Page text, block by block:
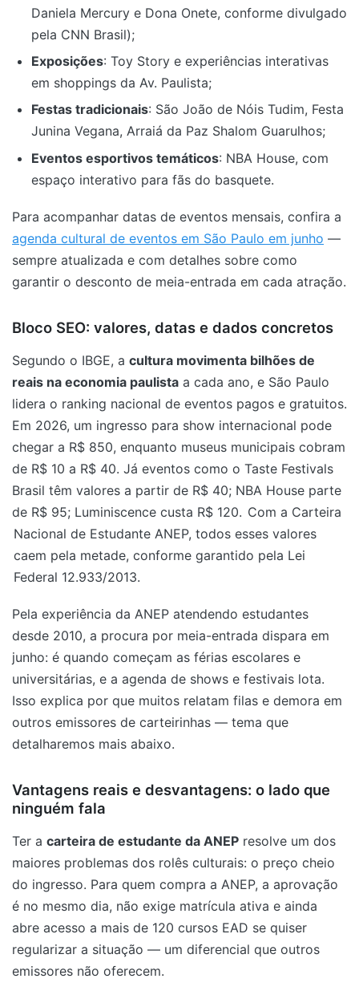
Daniela Mercury e Dona Onete, conforme divulgado
pela CNN Brasil);
Exposições: Toy Story e experiências interativas
em shoppings da Av. Paulista;
Festas tradicionais: São João de Nóis Tudim, Festa
Junina Vegana, Arraiá da Paz Shalom Guarulhos;
Eventos esportivos temáticos: NBA House, com
espaço interativo para fãs do basquete.
Para acompanhar datas de eventos mensais, confira a
agenda cultural de eventos em São Paulo em junho —
sempre atualizada e com detalhes sobre como
garantir o desconto de meia-entrada em cada atração.
Bloco SEO: valores, datas e dados concretos
Segundo o IBGE, a cultura movimenta bilhões de
reais na economia paulista a cada ano, e São Paulo
lidera o ranking nacional de eventos pagos e gratuitos.
Em 2026, um ingresso para show internacional pode
chegar a R$ 850, enquanto museus municipais cobram
de R$ 10 a R$ 40. Já eventos como o Taste Festivals
Brasil têm valores a partir de R$ 40; NBA House parte
de R$ 95; Luminiscence custa R$ 120. Com a Carteira
Nacional de Estudante ANEP, todos esses valores
caem pela metade, conforme garantido pela Lei
Federal 12.933/2013.
Pela experiência da ANEP atendendo estudantes
desde 2010, a procura por meia-entrada dispara em
junho: é quando começam as férias escolares e
universitárias, e a agenda de shows e festivais lota.
Isso explica por que muitos relatam filas e demora em
outros emissores de carteirinhas — tema que
detalharemos mais abaixo.
Vantagens reais e desvantagens: o lado que
ninguém fala
Ter a carteira de estudante da ANEP resolve um dos
maiores problemas dos rolês culturais: o preço cheio
do ingresso. Para quem compra a ANEP, a aprovação
é no mesmo dia, não exige matrícula ativa e ainda
abre acesso a mais de 120 cursos EAD se quiser
regularizar a situação — um diferencial que outros
emissores não oferecem.